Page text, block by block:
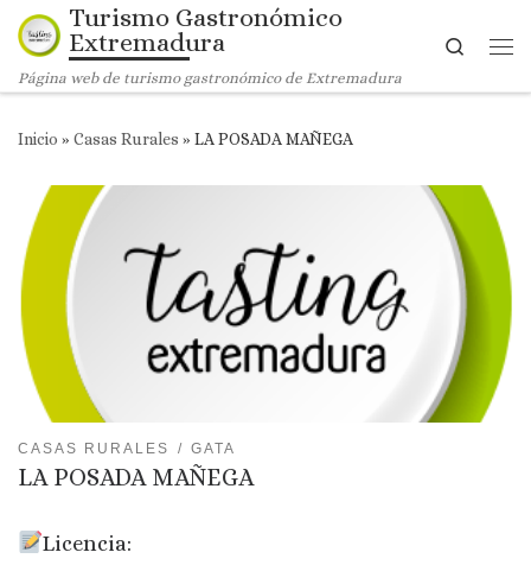
Saltar al contenido
Turismo Gastronómico
Extremadura
Página web de turismo gastronómico de Extremadura
Search
Inicio » Casas Rurales » LA POSADA MAÑEGA
CASAS RURALES GATA
LA POSADA MAÑEGA
Licencia: